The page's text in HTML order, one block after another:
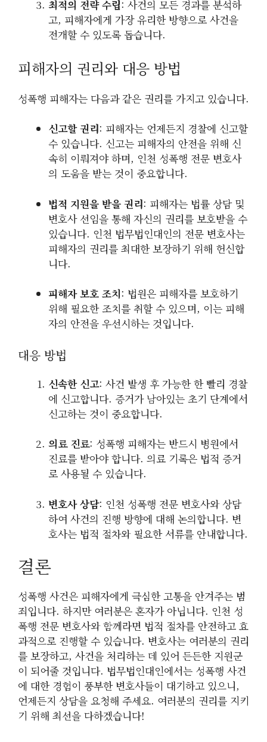
최적의 전략 수립: 사건의 모든 경과를 분석하
고, 피해자에게 가장 유리한 방향으로 사건을
전개할 수 있도록 돕습니다.
피해자의 권리와 대응 방법
성폭행 피해자는 다음과 같은 권리를 가지고 있습니다.
신고할 권리: 피해자는 언제든지 경찰에 신고할
수 있습니다. 신고는 피해자의 안전을 위해 신
속히 이뤄져야 하며, 인천 성폭행 전문 변호사
의 도움을 받는 것이 중요합니다.
법적 지원을 받을 권리: 피해자는 법률 상담 및
변호사 선임을 통해 자신의 권리를 보호받을 수
있습니다. 인천 법무법인대인의 전문 변호사는
피해자의 권리를 최대한 보장하기 위해 헌신합
니다.
피해자 보호 조치: 법원은 피해자를 보호하기
위해 필요한 조치를 취할 수 있으며, 이는 피해
자의 안전을 우선시하는 것입니다.
대응 방법
신속한 신고: 사건 발생 후 가능한 한 빨리 경찰
에 신고합니다. 증거가 남아있는 초기 단계에서
신고하는 것이 중요합니다.
의료 진료: 성폭행 피해자는 반드시 병원에서
진료를 받아야 합니다. 의료 기록은 법적 증거
로 사용될 수 있습니다.
변호사 상담: 인천 성폭행 전문 변호사와 상담
하여 사건의 진행 방향에 대해 논의합니다. 변
호사는 법적 절차와 필요한 서류를 안내합니다.
결론
성폭행 사건은 피해자에게 극심한 고통을 안겨주는 범
죄입니다. 하지만 여러분은 혼자가 아닙니다. 인천 성
폭행 전문 변호사와 함께라면 법적 절차를 안전하고 효
과적으로 진행할 수 있습니다. 변호사는 여러분의 권리
를 보장하고, 사건을 처리하는 데 있어 든든한 지원군
이 되어줄 것입니다. 법무법인대인에서는 성폭행 사건
에 대한 경험이 풍부한 변호사들이 대기하고 있으니,
언제든지 상담을 요청해 주세요. 여러분의 권리를 지키
기 위해 최선을 다하겠습니다!